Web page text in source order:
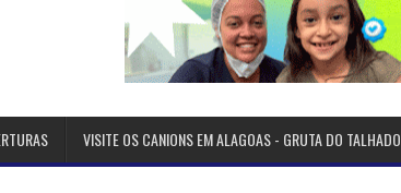
VISITE OS CANIONS EM ALAGOAS - GRUTA DO TALHADO